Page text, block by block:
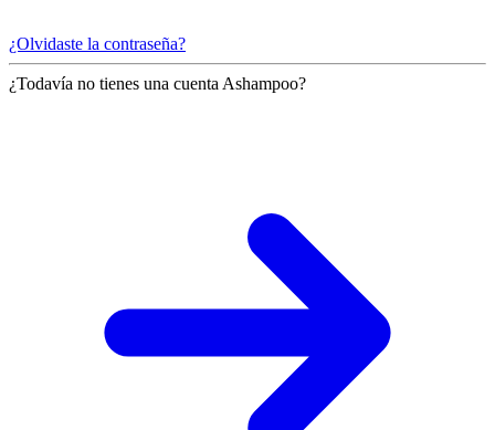
¿Olvidaste la contraseña?
¿Todavía no tienes una cuenta Ashampoo?